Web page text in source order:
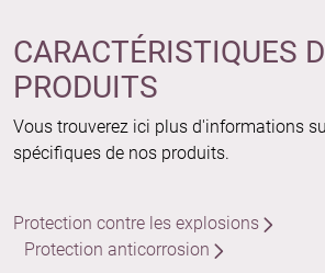
CARACTÉRISTIQUES
PRODUITS
Vous trouverez ici plus d'informations
spécifiques de nos produits.
Protection contre les explosions
Protection anticorrosion